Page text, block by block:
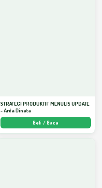
STRATEGI PRODUKTIF MENULIS UPDATE
- Arda Dinata
Beli / Baca